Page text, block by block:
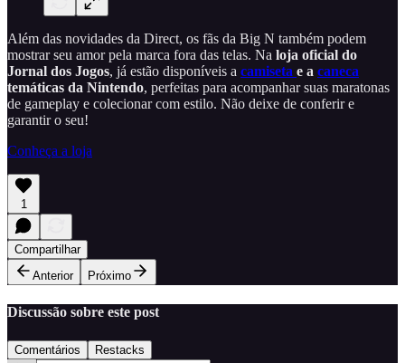
Além das novidades da Direct, os fãs da Big N também podem
mostrar seu amor pela marca fora das telas. Na loja oficial do
Jornal dos Jogos, já estão disponíveis a camiseta e a caneca
temáticas da Nintendo, perfeitas para acompanhar suas maratonas
de gameplay e colecionar com estilo. Não deixe de conferir e
garantir o seu!
Conheça a loja
1
Compartilhar
Anterior
Próximo
Discussão sobre este post
Comentários Restacks